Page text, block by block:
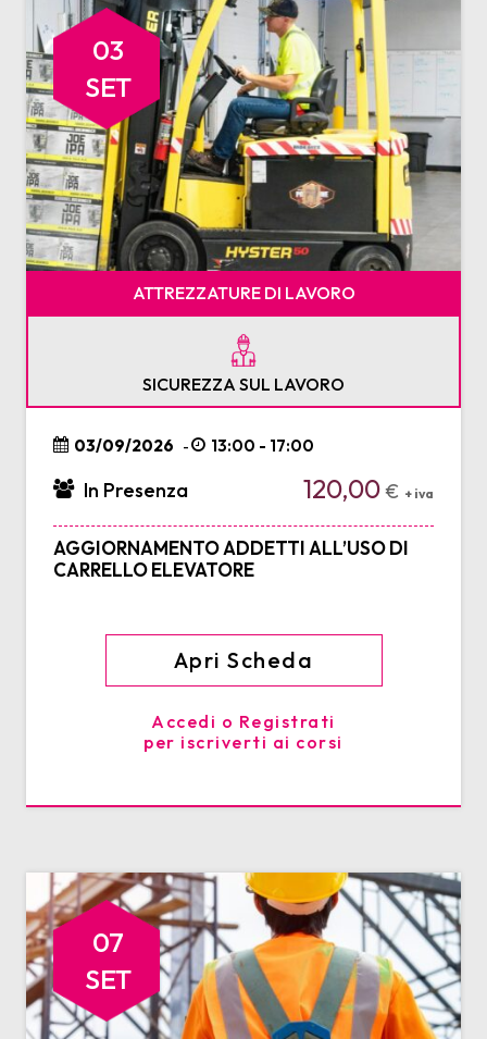
03
SET
ATTREZZATURE DI LAVORO
SICUREZZA SUL LAVORO
03/09/2026 - 13:00 - 17:00
120,00€ + iva
In Presenza
AGGIORNAMENTO ADDETTI ALL’USO DI
CARRELLO ELEVATORE
Apri Scheda
Accedi o Registrati
per iscriverti ai corsi
07
SET